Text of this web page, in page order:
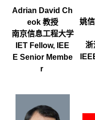
Adrian David Ch
eok 教授
南京信息工程大学
IET Fellow, IEE
E Senior Membe
r
姚
浙